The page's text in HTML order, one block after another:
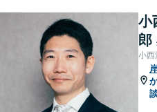
小
郎
小西